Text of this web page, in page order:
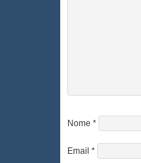
Nome *
Email *